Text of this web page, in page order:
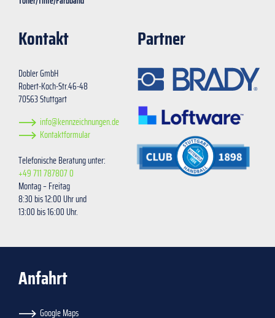
Kontakt
Dobler GmbH
Robert-Koch-Str.46-48
70563 Stuttgart
info@kennzeichnungen.de
Kontaktformular
Telefonische Beratung unter:
+49 711 787807 0
Montag – Freitag
8:30 bis 12:00 Uhr und
13:00 bis 16:00 Uhr.
Partner
Anfahrt
Google Maps